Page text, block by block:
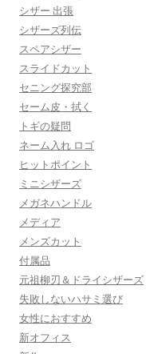
シザー 出張
シザーズ列伝
スペアシザー
スライドカット
セニング探究部
セーム皮・拭く
トギの疑問
ネーム入れ ロゴ
ヒットポイント
ミニシザーズ
メガネハンドル
メディア
メンズカット
付属品
元祖柳刃＆ドライシザーズ
失敗しないハサミ選び
女性におすすめ
新オフィス